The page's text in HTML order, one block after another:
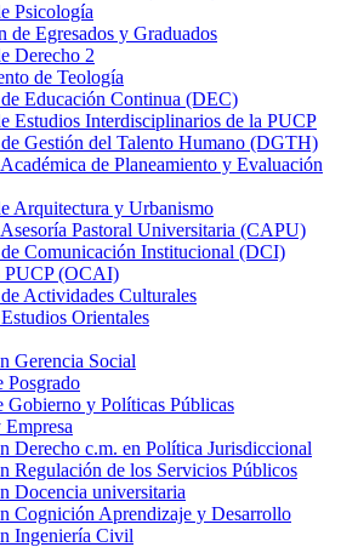
Psicología
de Egresados y Graduados
Derecho 2
de Teología
Educación Continua (DEC)
Estudios Interdisciplinarios de la PUCP
Gestión del Talento Humano (DGTH)
de Planeamiento y Evaluación
Arquitectura y Urbanismo
Pastoral Universitaria (CAPU)
Comunicación Institucional (DCI)
PUCP (OCAI)
Actividades Culturales
Orientales
Gerencia Social
Posgrado
Gobierno y Políticas Públicas
Derecho c.m. en Política Jurisdiccional
Regulación de los Servicios Públicos
Docencia universitaria
Cognición Aprendizaje y Desarrollo
Ingeniería Civil